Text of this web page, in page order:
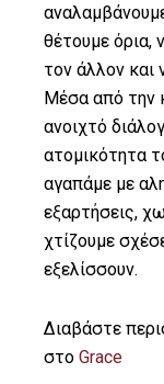
θέτουμε όρια,
τον άλλον και
Μέσα από την
ανοιχτό
ατομικότητα
αγαπάμε με
εξαρτήσεις,
χτίζουμε
εξελίσσουν.
Διαβάστε
στο Grace